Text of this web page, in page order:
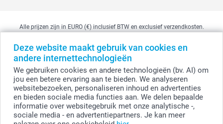
Deze website maakt gebruik van cookies en
andere internettechnologieën
We gebruiken cookies en andere technologieën (bv. AI) om
jou een betere ervaring aan te bieden. We analyseren
websitebezoeken, personaliseren inhoud en advertenties
en bieden sociale media functies aan. We delen bepaalde
informatie over websitegebruik met onze analytische -,
sociale media - en advertentiepartners. Je kan meer
© smartphoto group. Alle rechten voorbehouden
smartphoto group NV.
Kwatrechtsteenweg 160, 9230 Wetteren, België
BTW-nummer BE 0405.706.755
Ondernemingsnummer 0405.706.755.
Bankgegevens: IBAN BE71 2850 2711 5569 - BIC: GEBABEBB
Alle prijzen zijn in EURO (€) inclusief BTW en exclusief verzendkosten.